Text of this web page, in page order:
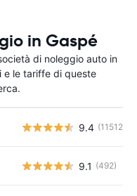
in Gaspé
di noleggio auto in
e le tariffe di queste
9.4 (11512)
9.1 (492)